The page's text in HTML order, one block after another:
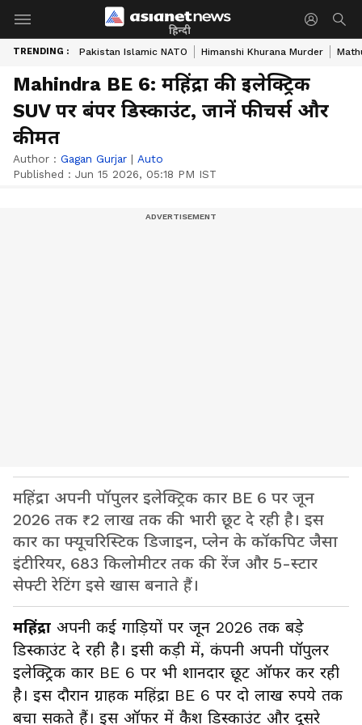
हिन्दी
TRENDING : Pakistan Islamic NATO Himanshi Khurana Murder
Mahindra BE 6: महिंद्रा की इलेक्ट्रिक
SUV पर बंपर डिस्काउंट, जानें फीचर्स और
कीमत
Author : Gagan Gurjar | Auto
Published : Jun 15 2026, 05:18 PM IST
महिंद्रा अपनी पॉपुलर इलेक्ट्रिक कार BE 6 पर जून
2026 तक ₹2 लाख तक की भारी छूट दे रही है। इस
कार का फ्यूचरिस्टिक डिजाइन, प्लेन के कॉकपिट जैसा
इंटीरियर, 683 किलोमीटर तक की रेंज और 5-स्टार
सेफ्टी रेटिंग इसे खास बनाते हैं।
महिंद्रा अपनी कई गाड़ियों पर जून 2026 तक बड़े
डिस्काउंट दे रही है। इसी कड़ी में, कंपनी अपनी पॉपुलर
इलेक्ट्रिक कार BE 6 पर भी शानदार छूट ऑफर कर रही
है। इस दौरान ग्राहक महिंद्रा BE 6 पर दो लाख रुपये तक
बचा सकते हैं। इस ऑफर में कैश डिस्काउंट और दूसरे